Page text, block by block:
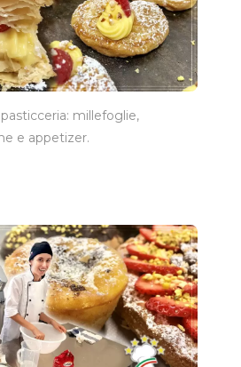
millefoglie,
e appetizer.